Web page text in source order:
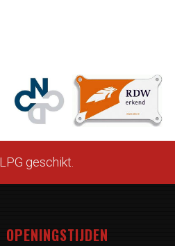
LPG geschikt.
OPENINGSTIJDEN